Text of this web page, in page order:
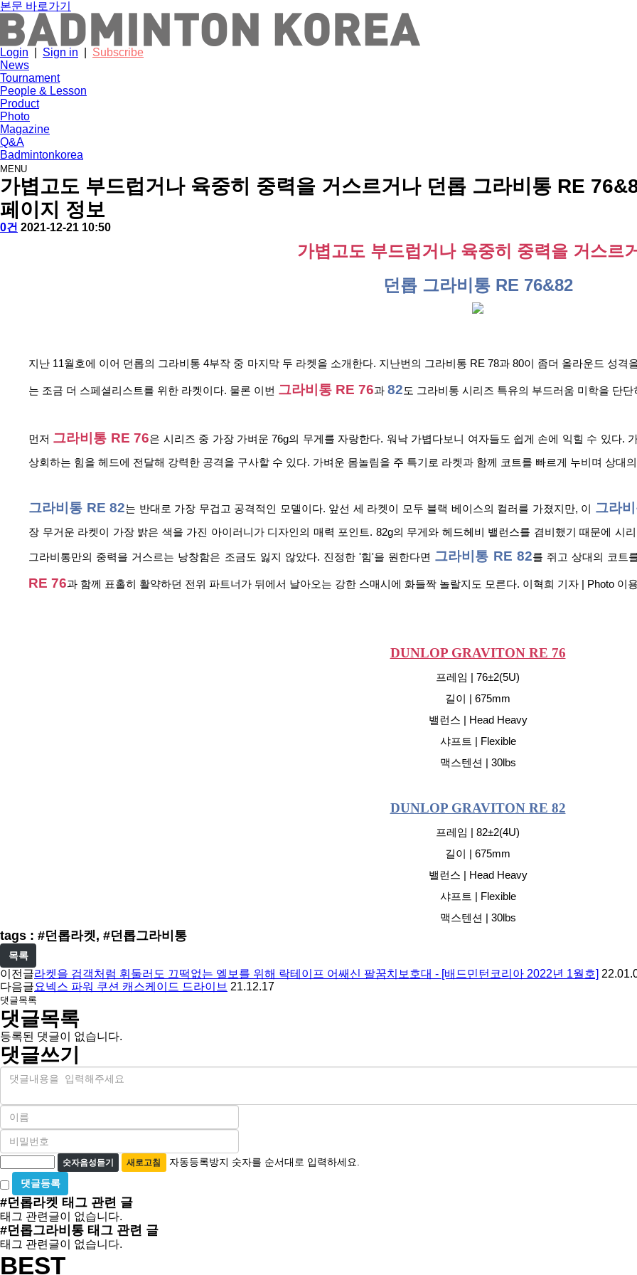
본문 바로가기
Login Sign in
Subscribe
News
Tournament
People & Lesson
Product
Photo
Magazine
Q&A
Badmintonkorea
MENU
product
가볍고도 부드럽거나 육중히 중력을 거스르거나 던롭 그라비통 RE
페이지 정보
작
배
댓
0건 작
2021-12-21 10:50
가볍고도 부드럽거나 육중히 중력을 거스르
던롭 그라비통 RE 76&82
지난 11월호에 이어 던롭의 그라비통 4부작 중 마지막 두 라켓을 소개한다. 지난번의 그라비통 RE 78과 80이 좀더 올라운드 성격
는 조금 더 스페셜리스트를 위한 라켓이다. 물론 이번 그라비통 RE 76과 82도 그라비통 시리즈 특유의 부드러움 미학을 단
먼저 그라비통 RE 76은 시리즈 중 가장 가벼운 76g의 무게를 자랑한다. 워낙 가볍다보니 여자들도 쉽게 손에 익힐 수 있다.
상회하는 힘을 헤드에 전달해 강력한 공격을 구사할 수 있다. 가벼운 몸놀림을 주 특기로 라켓과 함께 코트를 빠르게 누비며 상대
그라비통 RE 82는 반대로 가장 무겁고 공격적인 모델이다. 앞선 세 라켓이 모두 블랙 베이스의 컬러를 가졌지만, 이 그라
장 무거운 라켓이 가장 밝은 색을 가진 아이러니가 디자인의 매력 포인트. 82g의 무게와 헤드헤비 밸런스를 겸비했기 때문에 시
그라비통만의 중력을 거스르는 낭창함은 조금도 잃지 않았다. 진정한 '힘'을 원한다면 그라비통 RE 82를 쥐고 상대의 코트
RE 76과 함께 표홀히 활약하던 전위 파트너가 뒤에서 날아오는 강한 스매시에 화들짝 놀랄지도 모른다. 이혁희 기자 | Photo 이
DUNLOP GRAVITON RE 76
프레임 | 76±2(5U)
길이 | 675mm
밸런스 | Head Heavy
샤프트 | Flexible
맥스텐션 | 30lbs
DUNLOP GRAVITON RE 82
프레임 | 82±2(4U)
길이 | 675mm
밸런스 | Head Heavy
샤프트 | Flexible
맥스텐션 | 30lbs
tags : #던롭라켓, #던롭그라비통
목록
이전글라켓을 검객처럼 휘둘러도 끄떡없는 엘보를 위해 락테이프 어쌔신 팔꿈치보호대 - [배드민턴코리아 2022년 1월호]
다음글요넥스 파워 쿠션 캐스케이드 드라이브 21.12.17
댓글목록
댓글목록
등록된 댓글이 없습니다.
댓글쓰기
내
이
필
수
비
밀
번
호
필
수
자
동
등
록
방
지
숫자음성듣기 새로고침 자동등록방지 숫자를 순서대로 입력하세요.
비
밀
글
사
용
#던롭라켓 태그 관련 글
태그 관련글이 없습니다.
#던롭그라비통 태그 관련 글
태그 관련글이 없습니다.
BEST